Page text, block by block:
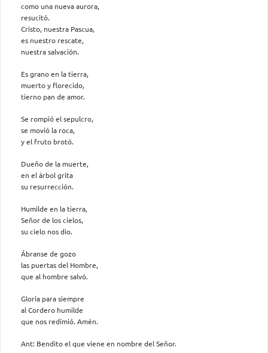
como una nueva aurora,
resucitó.
Cristo, nuestra Pascua,
es nuestro rescate,
nuestra salvación.
Es grano en la tierra,
muerto y florecido,
tierno pan de amor.
Se rompió el sepulcro,
se movió la roca,
y el fruto brotó.
Dueño de la muerte,
en el árbol grita
su resurrección.
Humilde en la tierra,
Señor de los cielos,
su cielo nos dio.
Ábranse de gozo
las puertas del Hombre,
que al hombre salvó.
Gloria para siempre
al Cordero humilde
que nos redimió. Amén.
Ant: Bendito el que viene en nombre del Señor.